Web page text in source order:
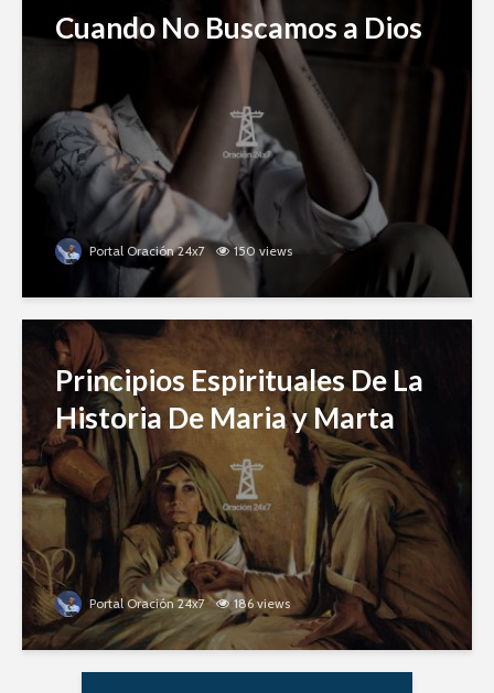
Cuando No Buscamos a Dios
Portal Oración 24x7 150 views
Principios Espirituales De La
Historia De Maria y Marta
Portal Oración 24x7 186 views